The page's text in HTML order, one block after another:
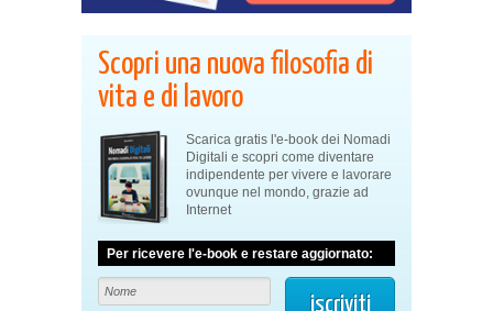
Scopri una nuova filosofia di
vita e di lavoro
Scarica gratis l'e-book dei Nomadi
Digitali e scopri come diventare
indipendente per vivere e lavorare
ovunque nel mondo, grazie ad
Internet
Per ricevere l'e-book e restare aggiornato: